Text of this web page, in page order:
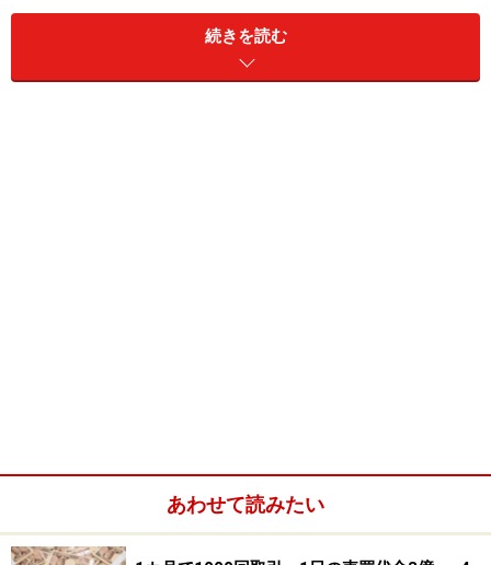
ク
私はYahoo!ファイナンスの株式掲示板を、市場参加者の
続きを読む
あわせて読みたい